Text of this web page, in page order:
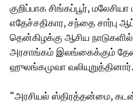
குறிப்பாக சிங்கப்பூர்,
எதேச்சதிகார, சந்தை சார்பு
தென்கிழக்கு ஆசிய
அரசாங்கம் இலங்கைக்கும்
ஹுலங்கமுவா வலியுறுத்தினார்.
“அரசியல் ஸ்திரத்தன்மை, கடன்